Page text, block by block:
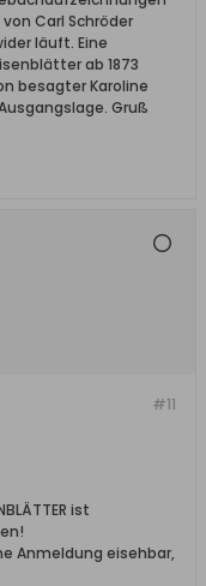
Carl Schröder
läuft. Eine
ab 1873
besagter Karoline
Gruß
#11
ist
Anmeldung eisehbar,